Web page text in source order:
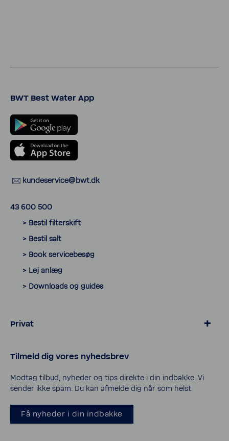
BWT Best Water App
kunde­ser­vice@bwt.dk
43 600 500
> Bestil filter­skift
> Bestil salt
> Book servicebesøg
> Lej anlæg
> Down­loads og guides
Privat
> Salt og tilbehør til blødgøring
> Vand­filtre til vand­hanen
> Service og support
> Privatlivspolitik
> Cookies
Tilmeld dig vores nyheds­brev
Modtag tilbud, nyheder og tips direkte i din indbakke. Vi
sender ikke spam. Du kan afmelde dig når som helst.
Få nyheder i din indbakke